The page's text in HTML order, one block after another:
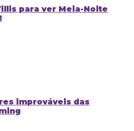
para ver Meia-Noite
improváveis das